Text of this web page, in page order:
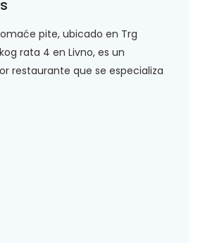
pite, ubicado en Trg
rata 4 en Livno, es un
restaurante que se especializa